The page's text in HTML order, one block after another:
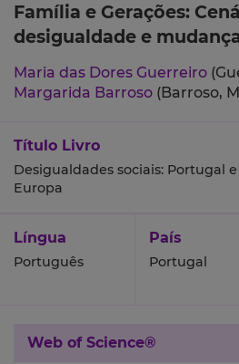
Família e Gerações:
desigualdade e
Maria das Dores Guerreiro
Margarida Barroso (Barroso,
Título Livro
Desigualdades sociais: Portugal e
Europa
Língua
Português
País
Portugal
Web of Science®